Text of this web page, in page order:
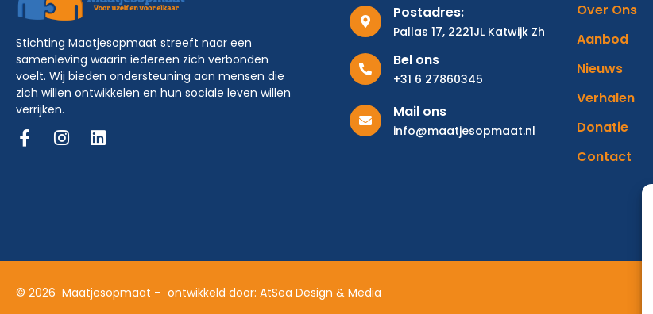
Stichting Maatjesopmaat streeft naar een
samenleving waarin iedereen zich verbonden
voelt. Wij bieden ondersteuning aan mensen die
zich willen ontwikkelen en hun sociale leven willen
verrijken.
Postadres:
Pallas 17, 2221JL Katwijk Zh
Bel ons
+31 6 27860345
Mail ons
info@maatjesopmaat.nl
Over Ons
Aanbod
Nieuws
Verhalen
Donatie
Contact
© 2026 Maatjesopmaat – ontwikkeld door: AtSea Design & Media